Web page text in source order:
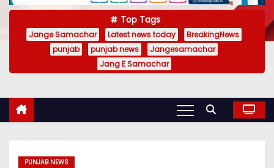
Top Tags
Jange Samachar Latest news today
BreakingNews
punjab
punjab news
Jangesamachar
Jang E Samachar
PUNJAB NEWS